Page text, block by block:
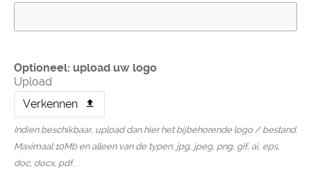
Optioneel: upload uw logo
Upload
Verkennen
Indien beschikbaar, upload dan hier het bijbehorende logo / bestand.
Maximaal 10Mb en alleen van de typen: jpg, jpeg, png, gif, ai, eps,
doc, docx, pdf.